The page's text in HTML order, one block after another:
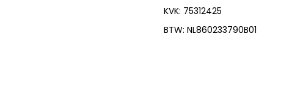
KVK: 75312425
BTW: NL860233790B01